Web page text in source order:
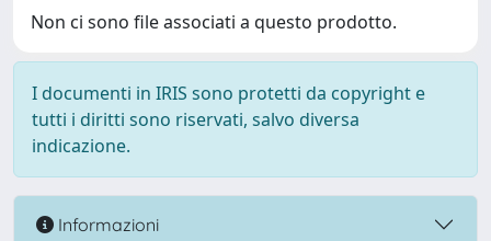
Non ci sono file associati a questo prodotto.
I documenti in IRIS sono protetti da copyright e
tutti i diritti sono riservati, salvo diversa
indicazione.
Informazioni